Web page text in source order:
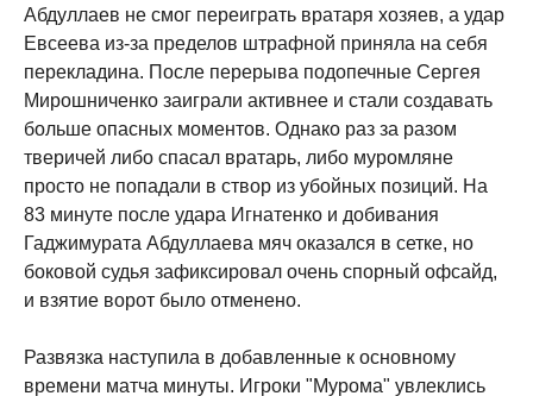
Абдуллаев не смог переиграть вратаря хозяев, а удар
Евсеева из-за пределов штрафной приняла на себя
перекладина. После перерыва подопечные Сергея
Мирошниченко заиграли активнее и стали создавать
больше опасных моментов. Однако раз за разом
тверичей либо спасал вратарь, либо муромляне
просто не попадали в створ из убойных позиций. На
83 минуте после удара Игнатенко и добивания
Гаджимурата Абдуллаева мяч оказался в сетке, но
боковой судья зафиксировал очень спорный офсайд,
и взятие ворот было отменено.
Развязка наступила в добавленные к основному
времени матча минуты. Игроки "Мурома" увлеклись